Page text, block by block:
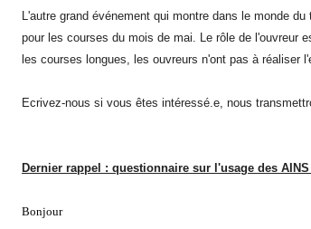
L'autre grand événement qui montre dans le monde
pour les courses du mois de mai. Le rôle de l'ouvreur
les courses longues, les ouvreurs n'ont pas à réaliser
Ecrivez-nous si vous êtes intéressé.e, nous
Dernier rappel : questionnaire sur l'usage des
Bonjour